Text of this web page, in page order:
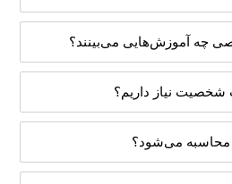
چه آموزش‌هایی می‌بینند؟
نیاز داریم؟
محاسبه می‌شود؟